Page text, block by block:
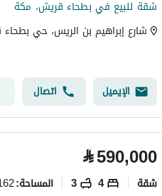
شقة للبيع في بطحاء قريش، مكة
شارع إبراهيم بن الريس، حي
الإيميل اتصال
⃁590,000
شقة 4
3 المساحة:
162